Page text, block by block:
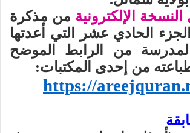
النسخة الإلكترونية من مذكرة
الحادي عشر التي أعدتها
المدرسة من الرابط الموضح
من إحدى المكتبات:
https://